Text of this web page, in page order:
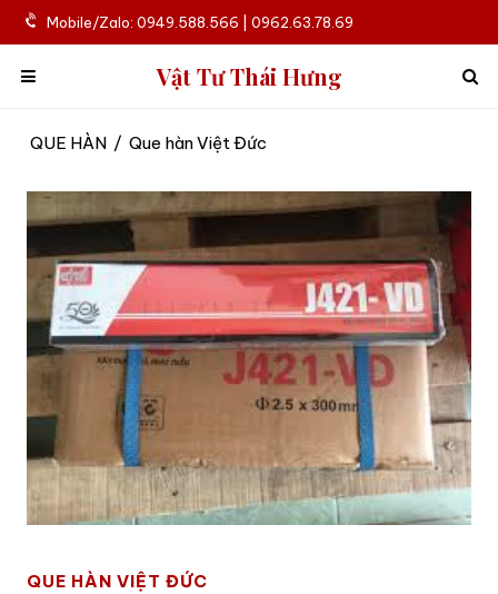
Mobile/Zalo: 0949.588.566 | 0962.63.78.69
Vật Tư Thái Hưng
QUE HÀN / Que hàn Việt Đức
QUE HÀN VIỆT ĐỨC